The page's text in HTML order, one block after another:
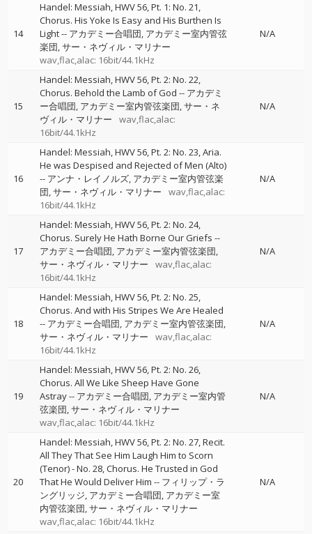
14
Handel: Messiah, HWV 56, Pt. 1: No. 21,
Chorus. His Yoke Is Easy and His Burthen Is
Light-- アカデミー合唱団 アカデミー室内管弦
楽団 サー・ネヴィル・マリナー
wav,flac,alac: 16bit/44.1kHz
N/A
15
Handel: Messiah, HWV 56, Pt. 2: No. 22,
Chorus. Behold the Lamb of God -- アカデミ
ー合唱団 アカデミー室内管弦楽団 サー・ネ
ヴィル・マリナー
wav,flac,alac:
16bit/44.1kHz
N/A
16
Handel: Messiah, HWV 56, Pt. 2: No. 23, Aria.
He was Despised and Rejected of Men (Alto)
-- アンナ・レイノルズ アカデミー室内管弦楽
団 サー・ネヴィル・マリナー
wav,flac,alac:
16bit/44.1kHz
N/A
17
Handel: Messiah, HWV 56, Pt. 2: No. 24,
Chorus. Surely He Hath Borne Our Griefs --
アカデミー合唱団 アカデミー室内管弦楽団
サー・ネヴィル・マリナー
wav,flac,alac:
16bit/44.1kHz
N/A
18
Handel: Messiah, HWV 56, Pt. 2: No. 25,
Chorus. And with His Stripes We Are Healed
-- アカデミー合唱団 アカデミー室内管弦楽団
サー・ネヴィル・マリナー
wav,flac,alac:
16bit/44.1kHz
N/A
19
Handel: Messiah, HWV 56, Pt. 2: No. 26,
Chorus. All We Like Sheep Have Gone
Astray-- アカデミー合唱団 アカデミー室内管
弦楽団 サー・ネヴィル・マリナー
wav,flac,alac: 16bit/44.1kHz
N/A
20
Handel: Messiah, HWV 56, Pt. 2: No. 27, Recit.
All They That See Him Laugh Him to Scorn
(Tenor) - No. 28, Chorus. He Trusted in God
That He Would Deliver Him -- フィリップ・ラ
ングリッジ アカデミー合唱団 アカデミー室
内管弦楽団 サー・ネヴィル・マリナー
wav,flac,alac: 16bit/44.1kHz
N/A